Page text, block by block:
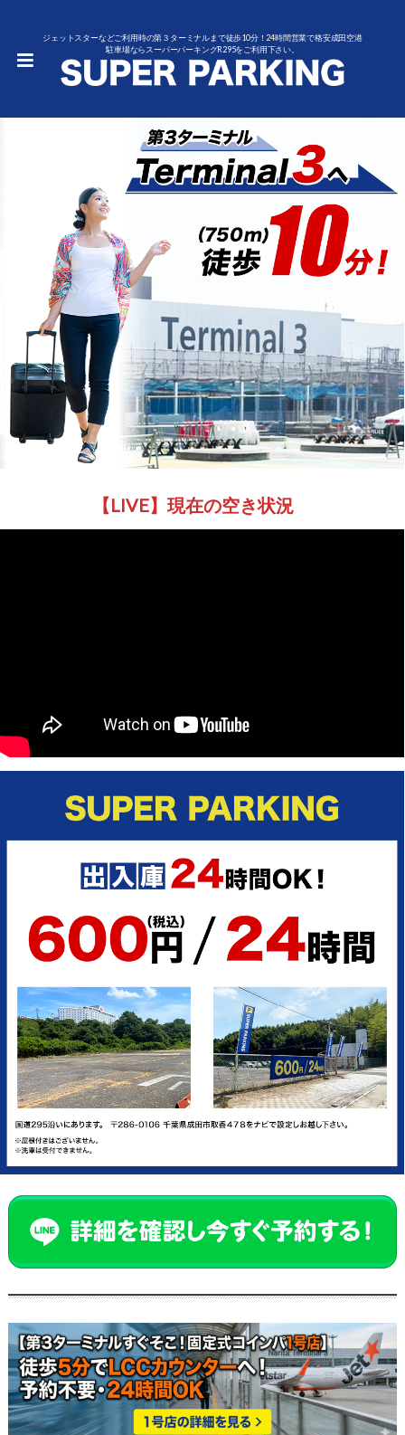
ジェットスターなどご利用時の第３ターミナルまで徒歩10分！24時間営業で格安成田空港
駐車場ならスーパーパーキングR295をご利用下さい。
【LIVE】現在の空き状況